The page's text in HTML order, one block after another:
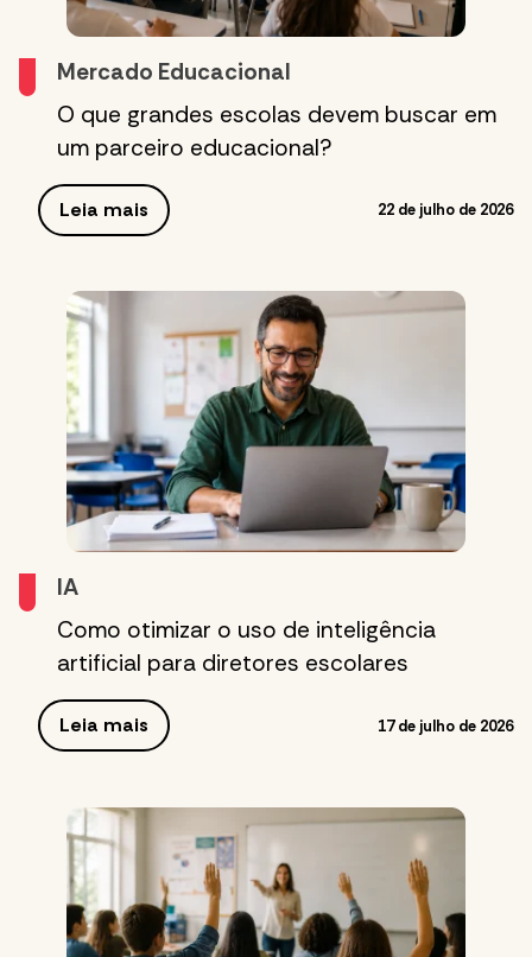
Mercado Educacional
O que grandes escolas devem buscar em
um parceiro educacional?
Leia mais 22 de julho de 2026
IA
Como otimizar o uso de inteligência
artificial para diretores escolares
Leia mais 17 de julho de 2026